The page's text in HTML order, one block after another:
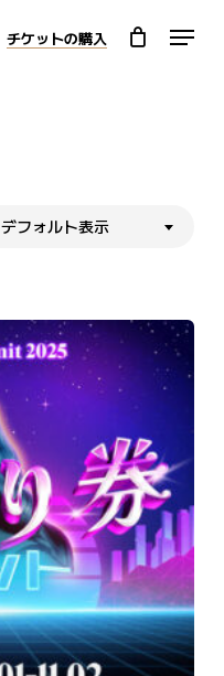
チケットの購入 Menu
Close
デフォルト表示